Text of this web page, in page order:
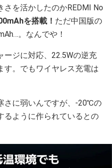
を活かしたのかREDMI No
を搭載！ ただ中国版の
。なんでや！
ージに対応、22.5Wの逆充
す。でもワイヤレス充電は
さに弱いんですが、‐20℃の
るように作られているとの